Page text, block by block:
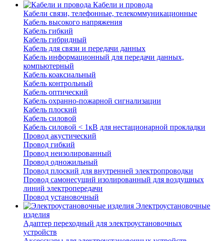
Кабели и провода
Кабели связи, телефонные, телекоммуникационные
Кабель высокого напряжения
Кабель гибкий
Кабель гибридный
Кабель для связи и передачи данных
Кабель информационный для передачи данных,
компьютерный
Кабель коаксиальный
Кабель контрольный
Кабель оптический
Кабель охранно-пожарной сигнализации
Кабель плоский
Кабель силовой
Кабель силовой < 1кВ для нестационарной прокладки
Провод акустический
Провод гибкий
Провод неизолированный
Провод одножильный
Провод плоский для внутренней электропроводки
Провод самонесущий изолированный для воздушных
линий электропередачи
Провод установочный
Электроустановочные
изделия
Адаптер переходный для электроустановочных
устройств